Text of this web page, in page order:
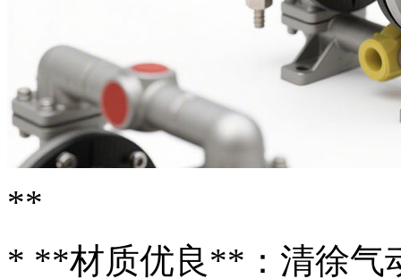
**
* **材质优良**：清徐气